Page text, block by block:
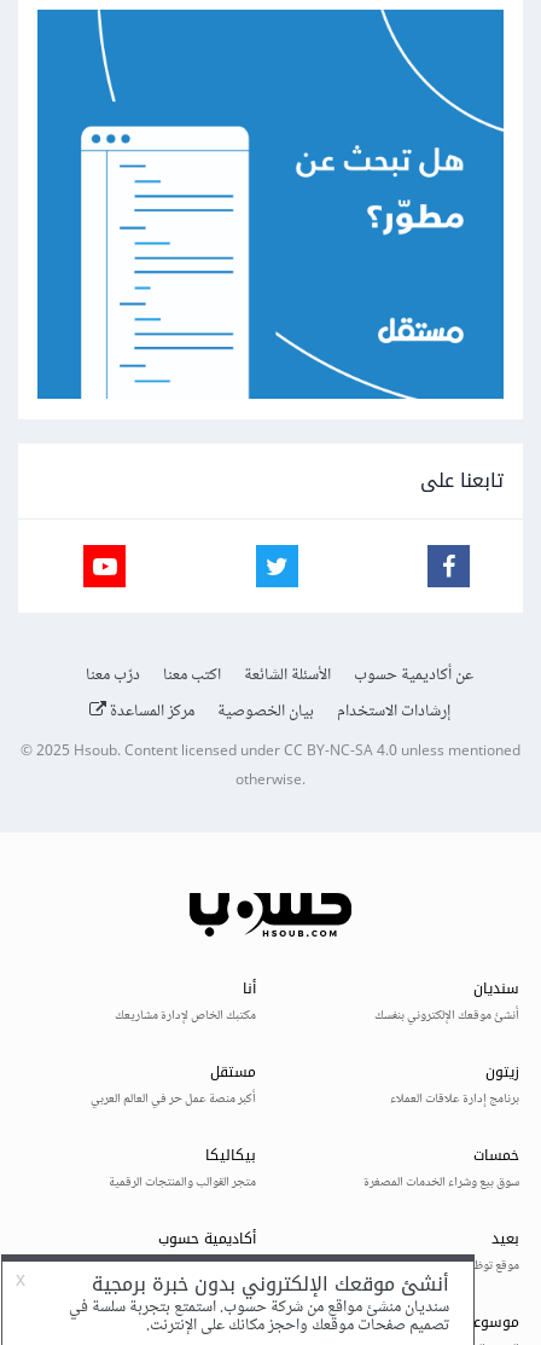
تابعنا على
عن أكاديمية حسوب الأسئلة الشائعة اكتب معنا
درّب معنا
إرشادات الاستخدام
بيان الخصوصية مركز المساعدة
© 2025Hsoub.Content licensed underCC BY-NC-SA 4.0unless mentioned
otherwise.